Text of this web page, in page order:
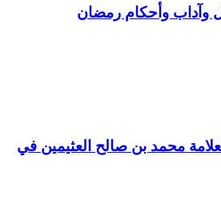
وآداب وأحكام رمضان
محمد بن صالح العثيمين في